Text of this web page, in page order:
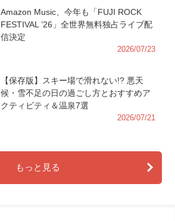
Amazon Music、今年も「FUJI ROCK
FESTIVAL ’26」全世界無料独占ライブ配
信決定
2026/07/23
【保存版】スキー場で滑れない!? 悪天
候・雪不足の日の過ごし方とおすすめア
クティビティ＆温泉7選
2026/07/21
もっと見る